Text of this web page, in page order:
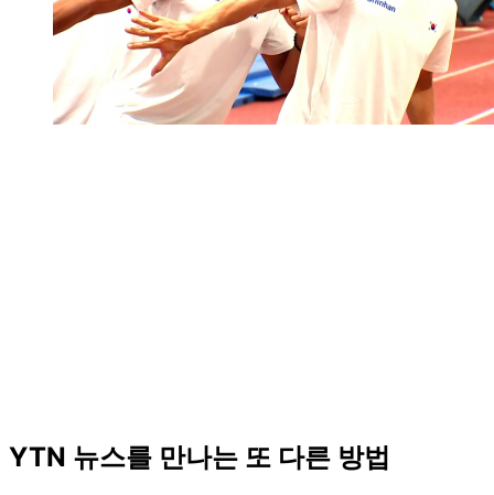
YTN 뉴스를 만나는 또 다른 방법